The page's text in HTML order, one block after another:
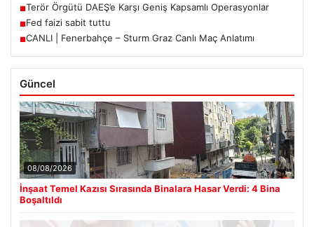
■Terör Örgütü DAEŞ’e Karşı Geniş Kapsamlı Operasyonlar
■Fed faizi sabit tuttu
■CANLI | Fenerbahçe – Sturm Graz Canlı Maç Anlatımı
Güncel
08/08/2026
İnşaat Temel Kazısı Sırasında Binalara Hasar Verdi: 4 Bina
Boşaltıldı